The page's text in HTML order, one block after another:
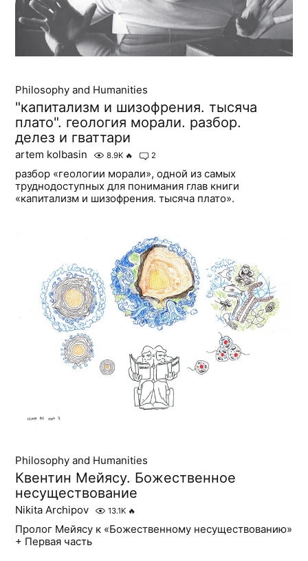
Philosophy and Humanities
"капитализм и шизофрения. тысяча
плато". геология морали. разбор.
делез и гваттари
artem kolbasin 8.9K 🔥 2
разбор «геологии морали», одной из самых
труднодоступных для понимания глав книги
«капитализм и шизофрения. тысяча плато».
Philosophy and Humanities
Квентин Мейясу. Божественное
несуществование
Nikita Archipov 13.1K 🔥
Пролог Мейясу к «Божественному несуществованию»
+ Первая часть